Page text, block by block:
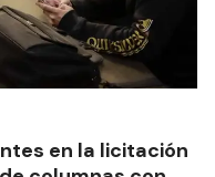
en la licitación